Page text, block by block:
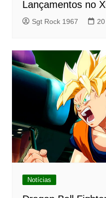
Lançamentos no
Sgt Rock 1967
Notícias